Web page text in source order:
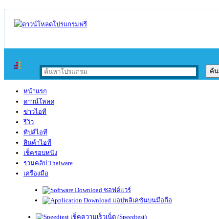
หน้าแรก
ดาวน์โหลด
ข่าวไอที
รีวิว
ทิปส์ไอที
สินค้าไอที
เช็ครอบหนัง
รวมคลิป Thaiware
เครื่องมือ
ซอฟต์แวร์
แอปพลิเคชันบนมือถือ
เช็คความเร็วเน็ต (Speedtest)